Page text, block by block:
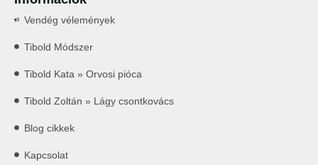
Vendég vélemények
Tibold Módszer
Tibold Kata » Orvosi pióca
Tibold Zoltán » Lágy csontkovács
Blog cikkek
Kapcsolat